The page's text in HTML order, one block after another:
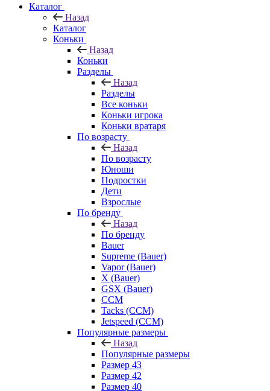
Каталог
Назад
Каталог
Коньки
Назад
Коньки
Разделы
Назад
Разделы
Все коньки
Коньки игрока
Коньки вратаря
По возрасту
Назад
По возрасту
Юноши
Подростки
Дети
Взрослые
По бренду
Назад
По бренду
Bauer
Supreme (Bauer)
Vapor (Bauer)
X (Bauer)
GSX (Bauer)
CCM
Tacks (CCM)
Jetspeed (CCM)
Популярные размеры
Назад
Популярные размеры
Размер 43
Размер 42
Размер 40